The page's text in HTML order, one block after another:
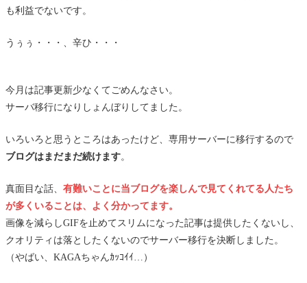
も利益でないです。
うぅぅ・・・、辛ひ・・・
今月は記事更新少なくてごめんなさい。
サーバ移行になりしょんぼりしてました。
いろいろと思うところはあったけど、専用サーバーに移行するので
ブログはまだまだ続けます。
真面目な話、 有難いことに当ブログを楽しんで見てくれてる人たち
が多くいることは、よく分かってます。
画像を減らしGIFを止めてスリムになった記事は提供したくないし、
クオリティは落としたくないのでサーバー移行を決断しました。
（やばい、KAGAちゃんｶｯｺｲｲ…）